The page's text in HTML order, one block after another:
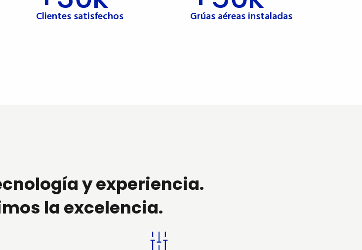
Clientes satisfechos Grúas aéreas instaladas
y experiencia.
la excelencia.